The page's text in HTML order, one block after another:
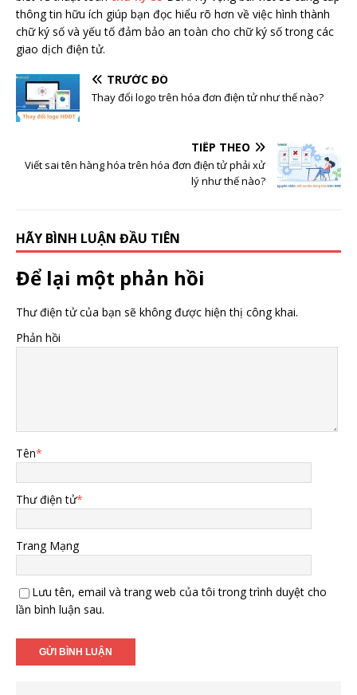
thông tin hữu ích giúp bạn đọc hiểu rõ hơn về việc hình thành
chữ ký số và yếu tố đảm bảo an toàn cho chữ ký số trong các
giao dịch điện tử.
TRƯỚC ĐÓ
Thay đổi logo trên hóa đơn điện tử như thế nào?
TIẾP THEO
Viết sai tên hàng hóa trên hóa đơn điện tử phải xử
lý như thế nào?
HÃY BÌNH LUẬN ĐẦU TIÊN
Để lại một phản hồi
Thư điện tử của bạn sẽ không được hiện thị công khai.
Phản hồi
Tên*
Thư điện tử*
Trang Mạng
Lưu tên, email và trang web của tôi trong trình duyệt cho
lần bình luận sau.